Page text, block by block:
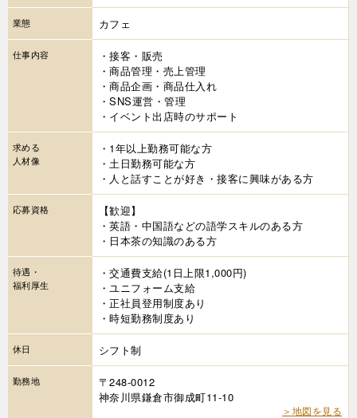
業態 カフェ
仕事内容
・接客・販売
・商品管理・売上管理
・商品企画・商品仕入れ
・SNS運営・管理
・イベント出店時のサポート
求める
人材像
・1年以上勤務可能な方
・土日勤務可能な方
・人と話すことが好き・接客に興味がある方
応募資格
【歓迎】
・英語・中国語などの語学スキルのある方
・日本茶の知識のある方
待遇・
福利厚生
・交通費支給(1日上限1,000円)
・ユニフォーム支給
・正社員登用制度あり
・時短勤務制度あり
休日 シフト制
勤務地
〒248-0012
神奈川県鎌倉市御成町11-10
＞地図を見る